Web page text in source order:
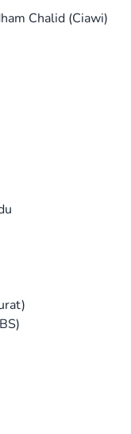
Chalid (Ciawi)